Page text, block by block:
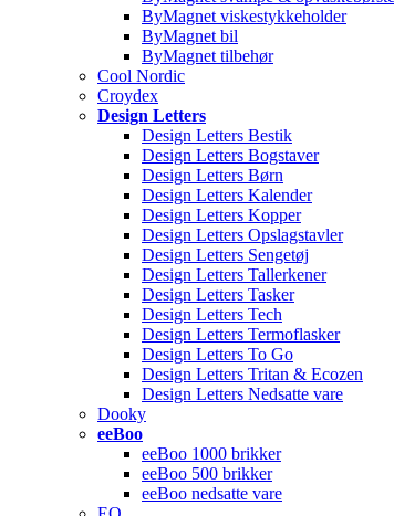
ByMagnet viskestykkeholder
ByMagnet bil
ByMagnet tilbehør
Cool Nordic
Croydex
Design Letters
Design Letters Bestik
Design Letters Bogstaver
Design Letters Børn
Design Letters Kalender
Design Letters Kopper
Design Letters Opslagstavler
Design Letters Sengetøj
Design Letters Tallerkener
Design Letters Tasker
Design Letters Tech
Design Letters Termoflasker
Design Letters To Go
Design Letters Tritan & Ecozen
Design Letters Nedsatte vare
Dooky
eeBoo
eeBoo 1000 brikker
eeBoo 500 brikker
eeBoo nedsatte vare